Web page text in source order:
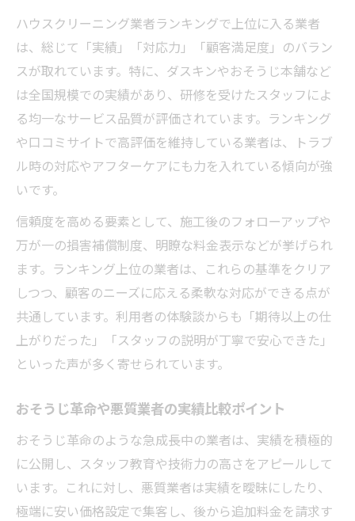
ハウスクリーニング業者ランキングで上位に入る業者
は、総じて「実績」「対応力」「顧客満足度」のバラン
スが取れています。特に、ダスキンやおそうじ本舗など
は全国規模での実績があり、研修を受けたスタッフによ
る均一なサービス品質が評価されています。ランキング
や口コミサイトで高評価を維持している業者は、トラブ
ル時の対応やアフターケアにも力を入れている傾向が強
いです。
信頼度を高める要素として、施工後のフォローアップや
万が一の損害補償制度、明瞭な料金表示などが挙げられ
ます。ランキング上位の業者は、これらの基準をクリア
しつつ、顧客のニーズに応える柔軟な対応ができる点が
共通しています。利用者の体験談からも「期待以上の仕
上がりだった」「スタッフの説明が丁寧で安心できた」
といった声が多く寄せられています。
おそうじ革命や悪質業者の実績比較ポイント
おそうじ革命のような急成長中の業者は、実績を積極的
に公開し、スタッフ教育や技術力の高さをアピールして
います。これに対し、悪質業者は実績を曖昧にしたり、
極端に安い価格設定で集客し、後から追加料金を請求す